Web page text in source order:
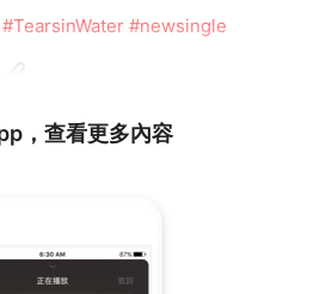
#TearsinWater #newsingle
，查看更多內容